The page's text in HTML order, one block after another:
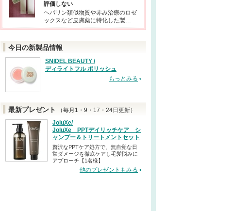
評価しない
ヘパリン類似物質や赤み治療のロゼ
ックスなど皮膚薬に特化した製…
今日の新製品情報
SNIDEL BEAUTY /
ディライトフル ポリッシュ
もっとみる
最新プレゼント
（毎月1・9・17・24日更新）
JoluXe/
JoluXe PPTデイリッチケア シ
ャンプー＆トリートメントセット
贅沢なPPTケア処方で、無自覚な日
常ダメージを徹底ケアし毛髪悩みに
アプローチ【1名様】
他のプレゼントもみる